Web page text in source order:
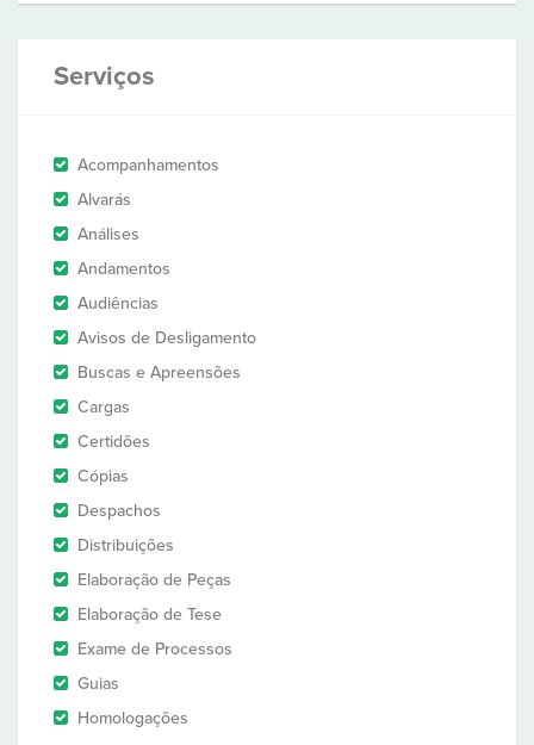
Serviços
Acompanhamentos
Alvarás
Análises
Andamentos
Audiências
Avisos de Desligamento
Buscas e Apreensões
Cargas
Certidões
Cópias
Despachos
Distribuições
Elaboração de Peças
Elaboração de Tese
Exame de Processos
Guias
Homologações